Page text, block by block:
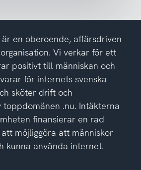
en oberoende, affärsdriven
Vi verkar för ett
positivt till människan och
för internets svenska
sköter drift och
.nu. Intäkterna
finansierar en rad
möjliggöra att människor
kunna använda internet.